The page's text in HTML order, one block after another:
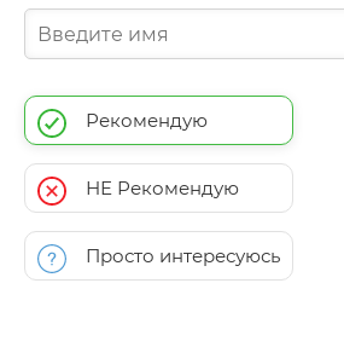
Рекомендую
НЕ Рекомендую
Просто интересуюсь